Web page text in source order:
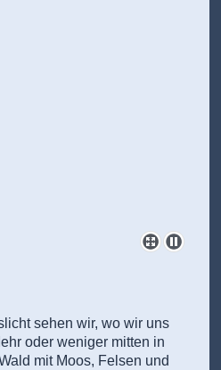
sehen wir, wo wir uns
oder weniger mitten in
mit Moos, Felsen und